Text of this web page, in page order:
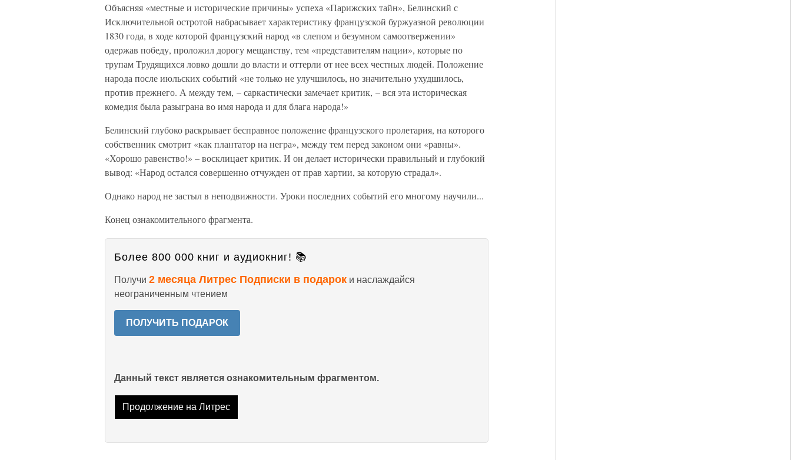
Объясняя «местные и исторические причины» успеха «Парижских тайн», Белинский с
Исключительной остротой набрасывает характеристику французской буржуазной революции
1830 года, в ходе которой французский народ «в слепом и безумном самоотвержении»
одержав победу, проложил дорогу мещанству, тем «представителям нации», которые по
трупам Трудящихся ловко дошли до власти и оттерли от нее всех честных людей. Положение
народа после июльских событий «не только не улучшилось, но значительно ухудшилось,
против прежнего. А между тем, – саркастически замечает критик, – вся эта историческая
комедия была разыграна во имя народа и для блага народа!»
Белинский глубоко раскрывает бесправное положение французского пролетария, на которого
собственник смотрит «как плантатор на негра», между тем перед законом они «равны».
«Хорошо равенство!» – восклицает критик. И он делает исторически правильный и глубокий
вывод: «Народ остался совершенно отчужден от прав хартии, за которую страдал».
Однако народ не застыл в неподвижности. Уроки последних событий его многому научили...
Конец ознакомительного фрагмента.
Более 800 000 книг и аудиокниг! 📚
Получи 2 месяца Литрес Подписки в подарок и наслаждайся
неограниченным чтением
ПОЛУЧИТЬ ПОДАРОК
Данный текст является ознакомительным фрагментом.
Продолжение на Литрес